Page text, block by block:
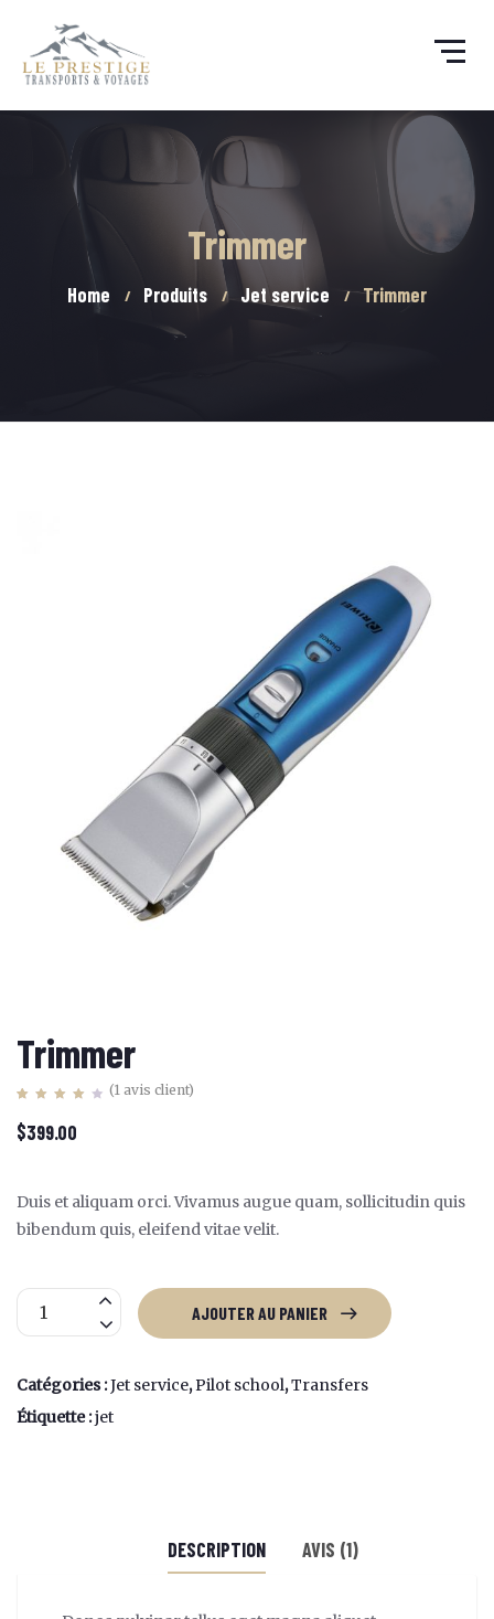
Trimmer
Home Produits Jet service Trimmer
Trimmer
Noté
sur 5
1
client
(1 avis client)
$399.00
Duis et aliquam orci. Vivamus augue quam, sollicitudin quis
bibendum quis, eleifend vitae velit.
quantité
de
AJOUTER AU PANIER
Catégories :Jet service,Pilot school,Transfers
Étiquette :jet
DESCRIPTION AVIS (1)